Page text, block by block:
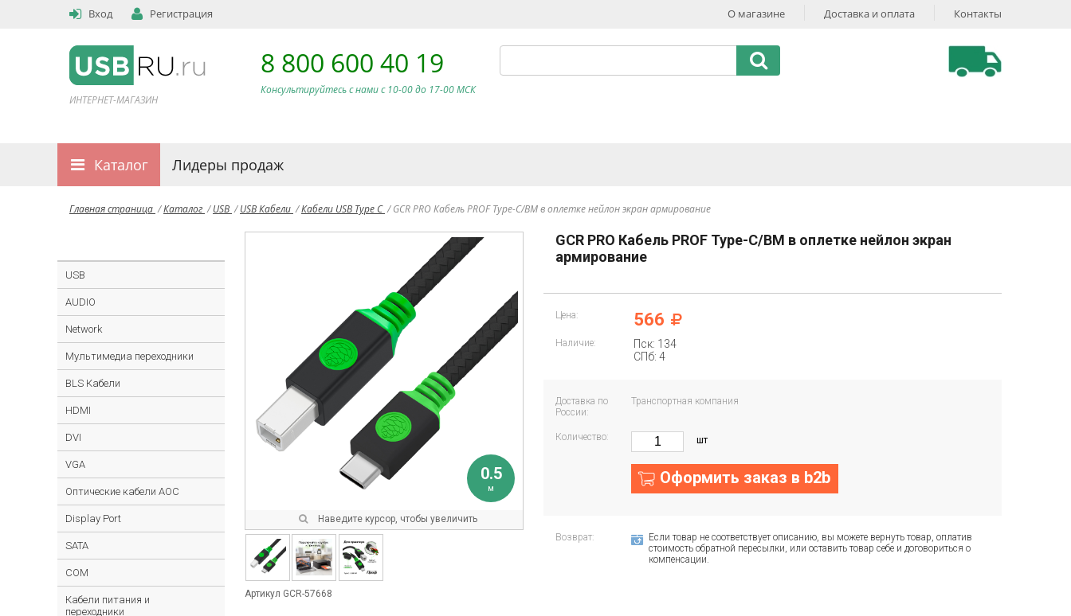
Вход Регистрация О магазине Доставка и оплата Контакты
ИНТЕРНЕТ-МАГАЗИН
8 800 600 40 19
Консультируйтесь с нами c 10-00 до 17-00 МСК
Каталог Лидеры продаж
Главная страница /Каталог / USB / USB Кабели /Кабели USB Type C / GCR PRO Кабель PROF Type-C/BM в оплетке нейлон экран армирование
USB
AUDIO
Network
Мультимедиа переходники
BLS Кабели
HDMI
DVI
VGA
Оптические кабели AOC
Display Port
SATA
COM
Кабели питания и
переходники
0.5
м
Наведите курсор, чтобы увеличить
Артикул GCR-57668
GCR PRO Кабель PROF Type-C/BM в оплетке нейлон экран
армирование
Цена: 566
Наличие:
Пск: 134
СПб: 4
Доставка по
России:
Транспортная компания
Количество: шт
Оформить заказ в b2b
Возврат:
Если товар не соответствует описанию, вы можете вернуть товар, оплатив
стоимость обратной пересылки, или оставить товар себе и договориться о
компенсации.